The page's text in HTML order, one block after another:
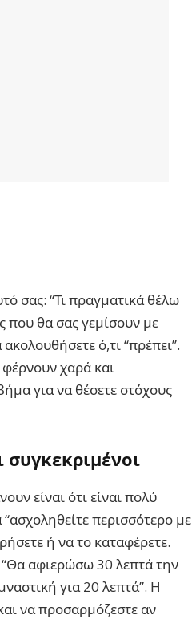
σας: “Τι πραγματικά θέλω
που θα σας γεμίσουν με
ό,τι “πρέπει”.
χαρά και
για να θέσετε στόχους
συγκεκριμένοι
είναι ότι είναι πολύ
περισσότερο με
ή να το καταφέρετε.
“Θα αφιερώσω 30 λεπτά την
για 20 λεπτά”. Η
να προσαρμόζεστε αν